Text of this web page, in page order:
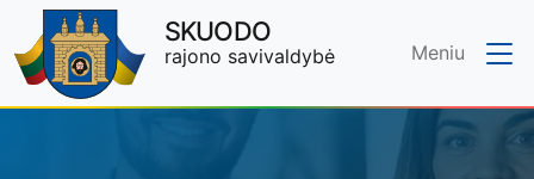
Skip to main content
SKUODO
rajono savivaldybė Meniu